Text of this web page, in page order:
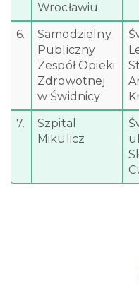
Wrocławiu
6.
Samodzielny
Publiczny
Zespół Opieki
Zdrowotnej
w Świdnicy
7.
Szpital
Mikulicz